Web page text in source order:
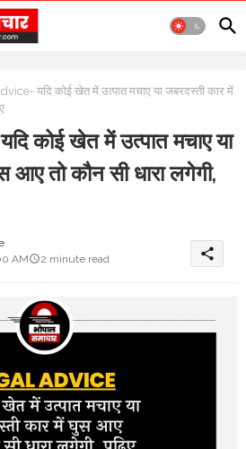
यदि कोई खेत में उत्पात मचाए या जबरदस्ती कार में
कोई खेत में उत्पात मचाए या
आए तो कौन सी धारा लगेगी,
AM
2 minute read share